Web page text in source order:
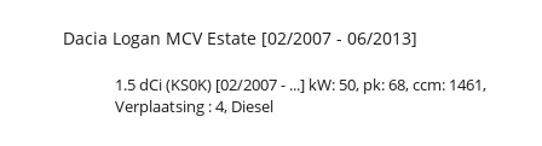
Dacia Logan MCV Estate [02/2007 - 06/2013]
1.5 dCi (KS0K) [02/2007 - ...] kW: 50, pk: 68, ccm: 1461,
Verplaatsing : 4, Diesel